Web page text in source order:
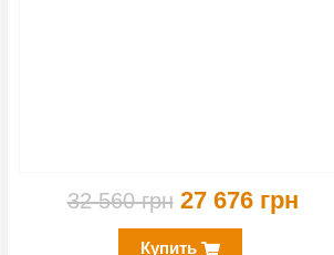
32 560 грн 27 676 грн
Купить